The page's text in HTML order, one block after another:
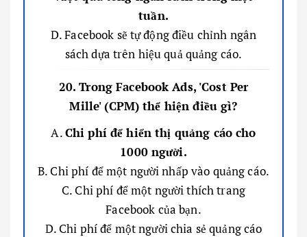
tuần.
D. Facebook sẽ tự động điều chỉnh ngân
sách dựa trên hiệu quả quảng cáo.
20. Trong Facebook Ads, 'Cost Per
Mille' (CPM) thể hiện điều gì?
A.Chi phí để hiển thị quảng cáo cho
1000 người.
B. Chi phí để một người nhấp vào quảng cáo.
C. Chi phí để một người thích trang
Facebook của bạn.
D. Chi phí để một người chia sẻ quảng cáo